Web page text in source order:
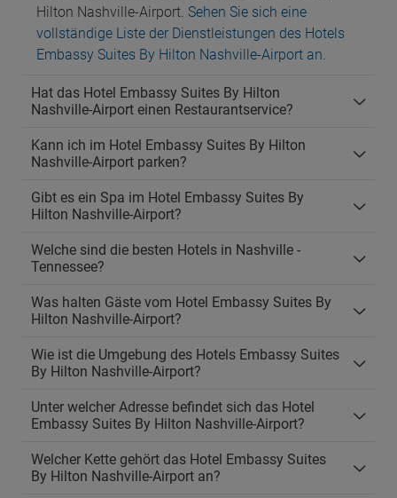
Hilton Nashville-Airport. Sehen Sie sich eine
vollständige Liste der Dienstleistungen des Hotels
Embassy Suites By Hilton Nashville-Airport an.
Hat das Hotel Embassy Suites By Hilton
Nashville-Airport einen Restaurantservice?
Kann ich im Hotel Embassy Suites By Hilton
Nashville-Airport parken?
Gibt es ein Spa im Hotel Embassy Suites By
Hilton Nashville-Airport?
Welche sind die besten Hotels in Nashville -
Tennessee?
Was halten Gäste vom Hotel Embassy Suites By
Hilton Nashville-Airport?
Wie ist die Umgebung des Hotels Embassy Suites
By Hilton Nashville-Airport?
Unter welcher Adresse befindet sich das Hotel
Embassy Suites By Hilton Nashville-Airport?
Welcher Kette gehört das Hotel Embassy Suites
By Hilton Nashville-Airport an?